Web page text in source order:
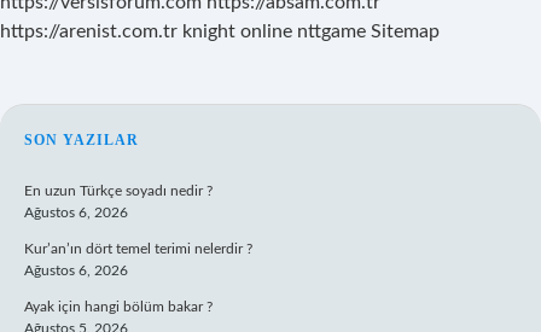
https://arenist.com.tr knight online nttgame Sitemap
SIDEBAR
SON YAZILAR
En uzun Türkçe soyadı nedir ?
Ağustos 6, 2026
Kur’an’ın dört temel terimi nelerdir ?
Ağustos 6, 2026
Ayak için hangi bölüm bakar ?
Ağustos 5, 2026